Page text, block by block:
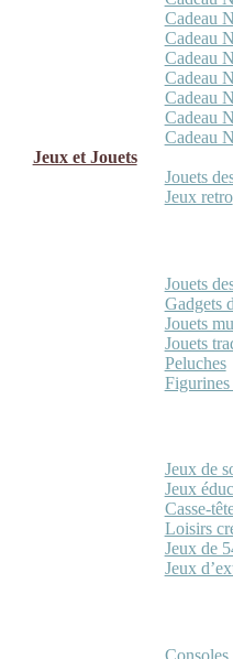
Cadeau
Cadeau
Cadeau
Cadeau
Cadeau
Cadeau
Cadeau
Jeux et Jouets
Jouets
Jeux retro
Jouets
Gadgets
Jouets
Jouets
Peluches
Figurines
Jeux de
Jeux
Casse-
Loisirs
Jeux de
Jeux
Consoles